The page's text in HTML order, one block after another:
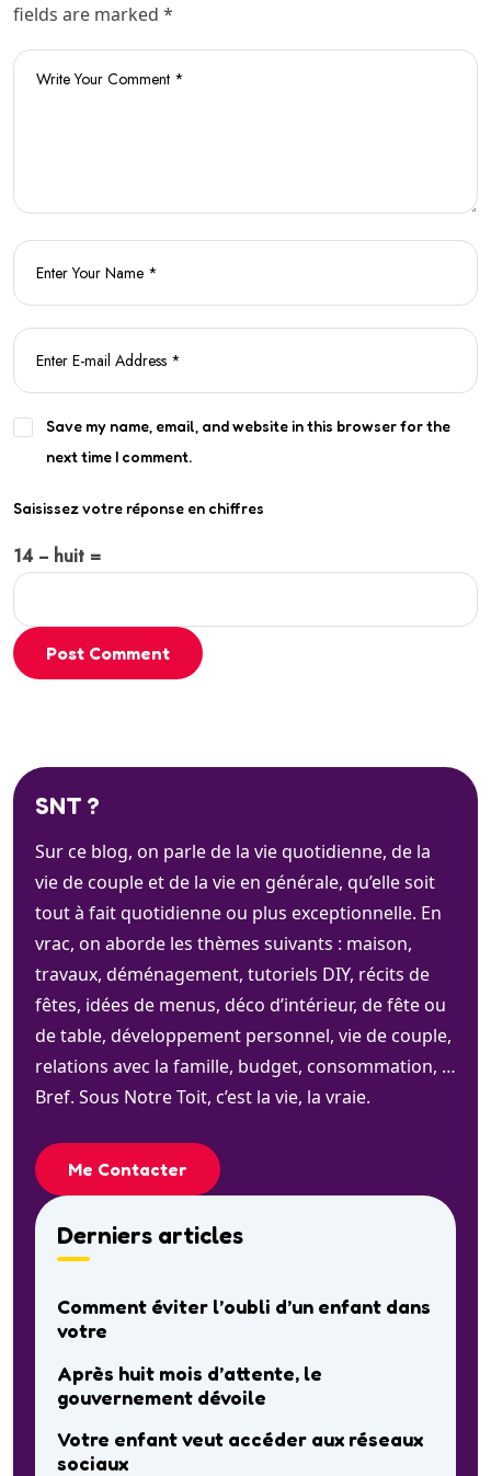
fields are marked *
Save my name, email, and website in this browser for the
next time I comment.
Saisissez votre réponse en chiffres
14 − huit =
Post Comment
SNT ?
Sur ce blog, on parle de la vie quotidienne, de la
vie de couple et de la vie en générale, qu’elle soit
tout à fait quotidienne ou plus exceptionnelle. En
vrac, on aborde les thèmes suivants : maison,
travaux, déménagement, tutoriels DIY, récits de
fêtes, idées de menus, déco d’intérieur, de fête ou
de table, développement personnel, vie de couple,
relations avec la famille, budget, consommation, …
Bref. Sous Notre Toit, c’est la vie, la vraie.
Me Contacter
Derniers articles
Comment éviter l’oubli d’un enfant dans
votre
Après huit mois d’attente, le
gouvernement dévoile
Votre enfant veut accéder aux réseaux
sociaux